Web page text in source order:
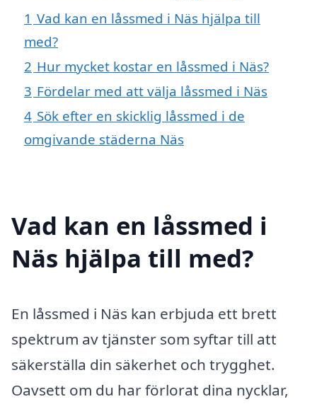
1 Vad kan en låssmed i Näs hjälpa till
med?
2 Hur mycket kostar en låssmed i Näs?
3 Fördelar med att välja låssmed i Näs
4 Sök efter en skicklig låssmed i de
omgivande städerna Näs
Vad kan en låssmed i
Näs hjälpa till med?
En låssmed i Näs kan erbjuda ett brett
spektrum av tjänster som syftar till att
säkerställa din säkerhet och trygghet.
Oavsett om du har förlorat dina nycklar,